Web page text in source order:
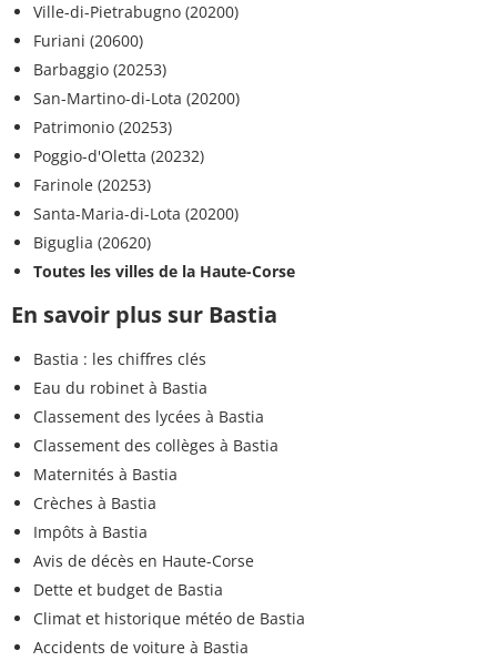
Ville-di-Pietrabugno (20200)
Furiani (20600)
Barbaggio (20253)
San-Martino-di-Lota (20200)
Patrimonio (20253)
Poggio-d'Oletta (20232)
Farinole (20253)
Santa-Maria-di-Lota (20200)
Biguglia (20620)
Toutes les villes de la Haute-Corse
En savoir plus sur Bastia
Bastia : les chiffres clés
Eau du robinet à Bastia
Classement des lycées à Bastia
Classement des collèges à Bastia
Maternités à Bastia
Crèches à Bastia
Impôts à Bastia
Avis de décès en Haute-Corse
Dette et budget de Bastia
Climat et historique météo de Bastia
Accidents de voiture à Bastia